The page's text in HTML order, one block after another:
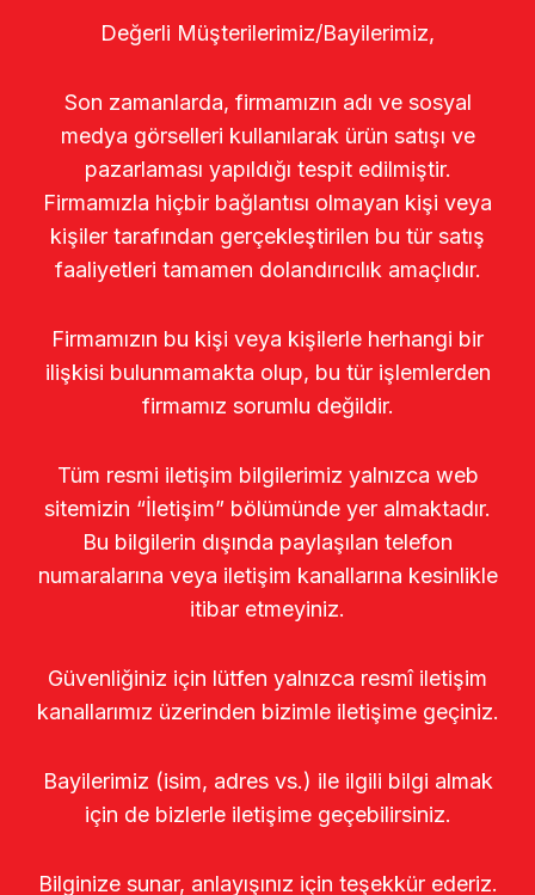
Değerli Müşterilerimiz/Bayilerimiz,
Son zamanlarda, firmamızın adı ve sosyal
medya görselleri kullanılarak ürün satışı ve
pazarlaması yapıldığı tespit edilmiştir.
Firmamızla hiçbir bağlantısı olmayan kişi veya
kişiler tarafından gerçekleştirilen bu tür satış
faaliyetleri tamamen dolandırıcılık amaçlıdır.
Firmamızın bu kişi veya kişilerle herhangi bir
ilişkisi bulunmamakta olup, bu tür işlemlerden
firmamız sorumlu değildir.
Tüm resmi iletişim bilgilerimiz yalnızca web
sitemizin “İletişim” bölümünde yer almaktadır.
Bu bilgilerin dışında paylaşılan telefon
numaralarına veya iletişim kanallarına kesinlikle
itibar etmeyiniz.
Güvenliğiniz için lütfen yalnızca resmî iletişim
kanallarımız üzerinden bizimle iletişime geçiniz.
Bayilerimiz (isim, adres vs.) ile ilgili bilgi almak
için de bizlerle iletişime geçebilirsiniz.
Bilginize sunar, anlayışınız için teşekkür ederiz.